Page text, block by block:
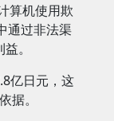
算机使用欺
通过非法渠
。
亿日元，这
据。